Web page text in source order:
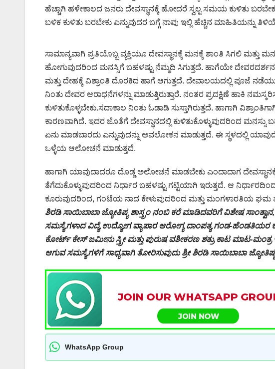
ಹೆಚ್ಚಾಗಿ ಹಳೇಕಾಲದ ಜನರು ದೇವಸ್ಥಾನಕ್ಕೆ ಹೋದರೆ ಸ್ವಲ್ಪ ಸಮಯ ಕುಳಿತು
ಬಳಿಕ ಕುಳಿತು ಬರಬೇಕು ಎನ್ನುವುದರ ಬಗ್ಗೆ ನಾವು ಇಲ್ಲಿ ಹೆಚ್ಚಿನ ಮಾಹಿತಿಯನ್ನು
ಸಾಮಾನ್ಯವಾಗಿ ಪ್ರತಿಯೊಬ್ಬ ವ್ಯಕ್ತಿಯೂ ದೇವಸ್ಥಾನಕ್ಕೆ ಮನಕ್ಕೆ ಶಾಂತಿ ಸಿಗಲಿ ಮತ್ತು
ಹೋಗುವುದರಿಂದ ಮನಸ್ಸಿಗೆ ಬಹಳಷ್ಟು ನೆಮ್ಮದಿ ಸಿಗುತ್ತದೆ. ಹಾಗೆಯೇ
ಮತ್ತು ದೇಹಕ್ಕೆ ವಿಶ್ರಾಂತಿ ದೊರಕಿದ ಹಾಗೆ ಆಗುತ್ತದೆ. ದೇವಾಲಯದಲ್ಲಿ ಪೂಜೆ
ನಿಂತು ದೇವರ ಆರಾಧನೆಗಳನ್ನು ಮಾಡುತ್ತಿರುತ್ತಾರೆ. ನಂತರ ಪ್ರದಕ್ಷಿಣೆ ಹಾಕಿ
ಕುಳಿತುಕೊಳ್ಳಬೇಕು.ಸದಾಕಾಲ ನಿಂತು ಓಡಾಡಿ ಸುಸ್ತಾಗಿರುತ್ತದೆ. ಹಾಗಾಗಿ
ಕಾರಣವಾಗಿದೆ. ಇದರ ಜೊತೆಗೆ ದೇವಸ್ಥಾನದಲ್ಲಿ ಕುಳಿತುಕೊಳ್ಳುವುದರಿಂದ ಮನಸ್ಸು
ಏನು ಮಾಡಬಾರದು ಎನ್ನುವುದನ್ನು ಅವಲೋಕನ ಮಾಡುತ್ತದೆ. ಈ ಸ್ಥಳದಲ್ಲಿ
ಒಳ್ಳೆಯ ಆಲೋಚನೆ ಮಾಡುತ್ತದೆ.
ಹಾಗಾಗಿ ಯಾವುದಾದರೂ ದೊಡ್ಡ ಅಲೋಚನೆ ಮಾಡಬೇಕು ಎಂದಾದಾಗ
ತೆಗೆದುಕೊಳ್ಳುವುದರಿಂದ ನಿರ್ಧಾರ ಬಹಳಷ್ಟು ಗಟ್ಟಿಯಾಗಿ ಇರುತ್ತದೆ. ಆ
ಕೂರುವುದರಿಂದ, ಗಂಟೆಯ ನಾದ ಕೇಳುವುದರಿಂದ ಮತ್ತು ಮಂಗಳಾರತಿಯ ಘಮ
ಶಿರಡಿ ಸಾಯಿಬಾಬಾ ಜ್ಯೋತಿಷ್ಯ ಶಾಸ್ತ್ರಂ ನಂಬಿ ಕರೆ ಮಾಡಿದವರಿಗೆ ವಿಶೇಷ
ಸಮಸ್ಯೆಗಳಾದ ವಿದ್ಯೆ ಉದ್ಯೋಗ ವ್ಯಾಪಾರ ಆರೋಗ್ಯ ದಾಂಪತ್ಯ ಗಂಡ-ಹೆಂಡತಿಯರ
ಕೋರ್ಟ್ ಕೇಸ್ ಜಮೀನು ಸ್ತ್ರೀ ಮತ್ತು ಪುರುಷ ವಶೀಕರಣ ಶತ್ರು ಕಾಟ ಮಾಟ-
ಆಗುವ ಸಮಸ್ಯೆಗಳಿಗೆ ಸಾಧ್ಯವಾಗಿ ತೋರಿಸುವುದು ಶ್ರೀ ಶಿರಡಿ ಸಾಯಿಬಾಬಾ
WhatsApp Group